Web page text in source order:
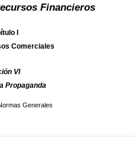
Financieros
I
Comerciales
VI
Propaganda
Generales